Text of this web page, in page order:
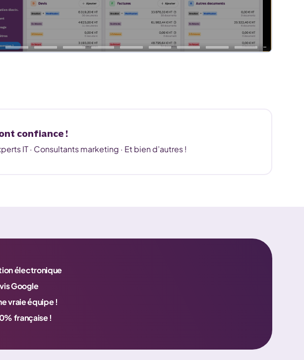
confiance !
IT · Consultants marketing · Et bien d’autres !
électronique
Google
vraie équipe !
française !